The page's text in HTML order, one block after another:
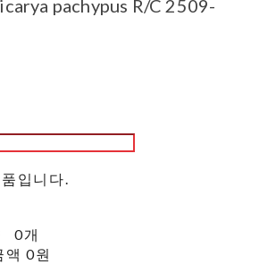
pachypus R/C 2509-
입니다.
0개
액 0원